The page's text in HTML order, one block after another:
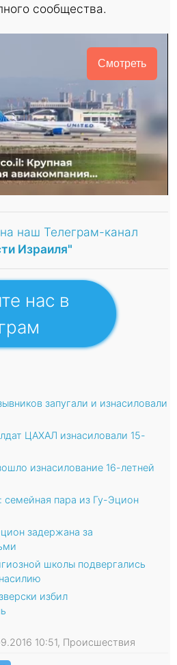
сообщества.
Смотреть
наш Телеграм-канал
Израиля"
нас в
запугали и изнасиловали
ЦАХАЛ изнасиловали 15-
изнасилование 16-летней
пара из Гу-Эцион
задержана за
школы подвергались
избил
10:51, Происшествия